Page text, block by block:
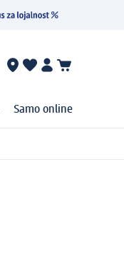
Samo online